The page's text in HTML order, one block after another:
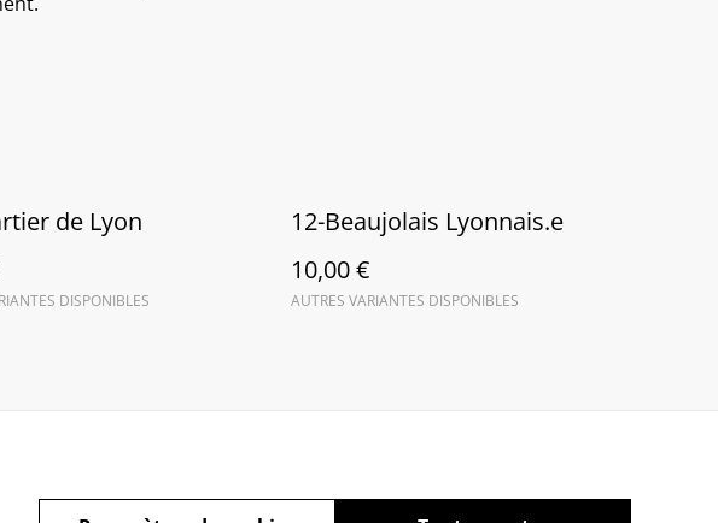
de Lyon
DISPONIBLES
12-Beaujolais Lyonnais.e
10,00 €
AUTRES VARIANTES DISPONIBLES